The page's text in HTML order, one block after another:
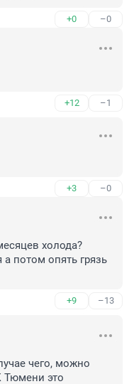
+0 –0
+12 –1
+3 –0
холода?
потом опять грязь
+9 –13
чего, можно
Тюмени это